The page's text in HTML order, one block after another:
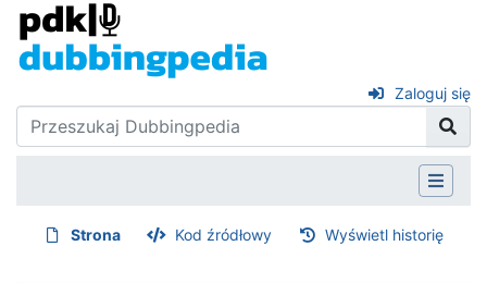
Zaloguj się
Strona Kod źródłowy Wyświetl historię